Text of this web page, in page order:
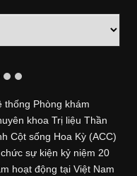
thống Phòng khám
khoa Trị liệu Thần
Cột sống Hoa Kỳ (ACC)
sự kiện kỷ niệm 20
hoạt động tại Việt Nam